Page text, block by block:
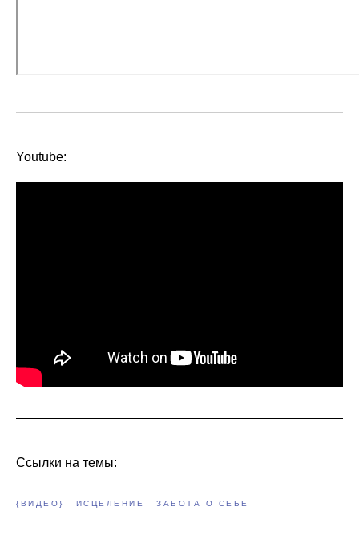
Youtube:
Ссылки на темы:
{ВИДЕО} ИСЦЕЛЕНИЕ ЗАБОТА О СЕБЕ